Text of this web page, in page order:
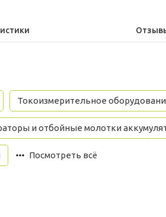
Токоизмерительное
и отбойные молотки
Посмотреть всё